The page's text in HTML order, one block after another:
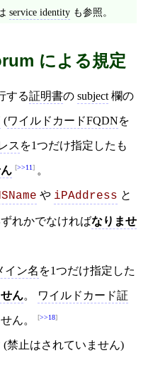
service identity も参照。
による規定
する証明書の subject 欄の
(ワイルドカードFQDNを
ス を1つだけ指定したも
>>11 。
や iPAddress と
れかでなければなりませ
イン名 を1つだけ指定した
ん。 ワイルドカード証
ん。 >>18
(禁止はされていません)